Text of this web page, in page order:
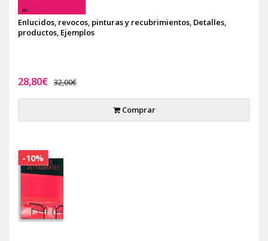
Enlucidos, revocos, pinturas y recubrimientos, Detalles,
productos, Ejemplos
28,80€ 32,00€
Comprar
-10%